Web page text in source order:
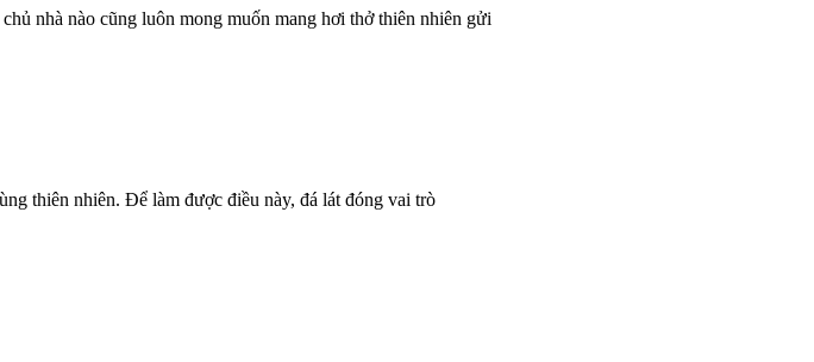
nhà nào cũng luôn mong muốn mang hơi thở thiên nhiên gửi
thiên nhiên. Để làm được điều này, đá lát đóng vai trò